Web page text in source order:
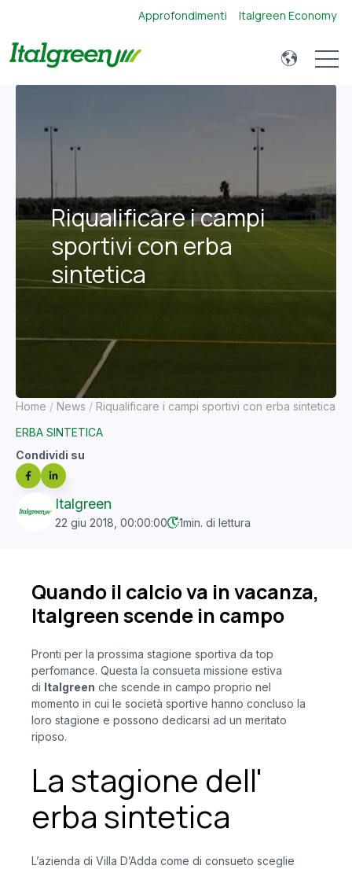
Approfondimenti Italgreen Economy
Open
Home News
Riqualificare i campi sportivi con erba sintetica
ERBA SINTETICA
Condividi su
Italgreen
22 giu 2018, 00:00:00 1min. di lettura
Riqualificare i campi
sportivi con erba
sintetica
Quando il calcio va in vacanza,
Italgreen scende in campo
Pronti per la prossima stagione sportiva da top
perfomance. Questa la consueta missione estiva
di Italgreen che scende in campo proprio nel
momento in cui le società sportive hanno concluso la
loro stagione e possono dedicarsi ad un meritato
riposo.
La stagione dell'
erba sintetica
L’azienda di Villa D’Adda come di consueto sceglie